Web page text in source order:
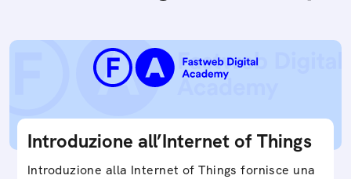
Introduzione all’Internet of Things
Introduzione alla Internet of Things fornisce una